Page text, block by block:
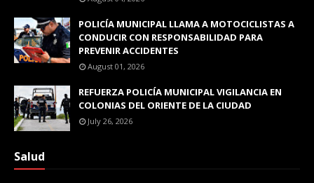
POLICÍA MUNICIPAL LLAMA A MOTOCICLISTAS A
CONDUCIR CON RESPONSABILIDAD PARA
PREVENIR ACCIDENTES
August 01, 2026
REFUERZA POLICÍA MUNICIPAL VIGILANCIA EN
COLONIAS DEL ORIENTE DE LA CIUDAD
July 26, 2026
Salud